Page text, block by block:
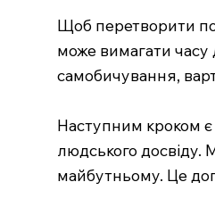
Щоб перетворити
може вимагати часу
самобичування,
Наступним кроком є
людського досвіду.
майбутньому. Це